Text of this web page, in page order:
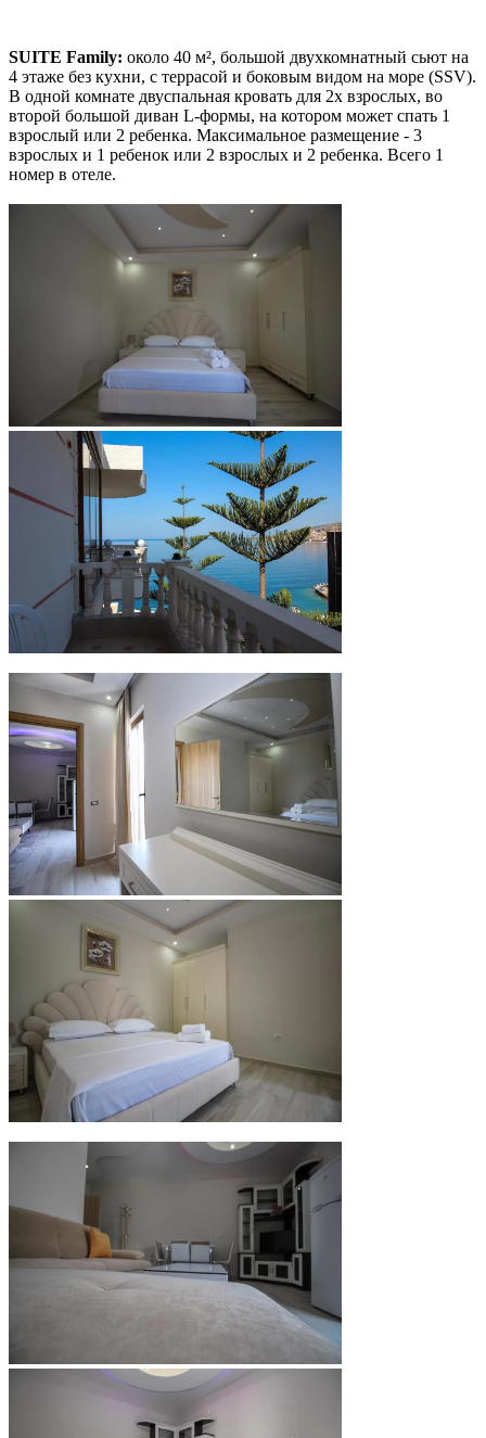
SUITE Family: около 40 м², большой двухкомнатный сьют на
4 этаже без кухни, с террасой и боковым видом на море (SSV).
В одной комнате двуспальная кровать для 2х взрослых, во
второй большой диван L-формы, на котором может спать 1
взрослый или 2 ребенка. Максимальное размещение - 3
взрослых и 1 ребенок или 2 взрослых и 2 ребенка. Всего 1
номер в отеле.